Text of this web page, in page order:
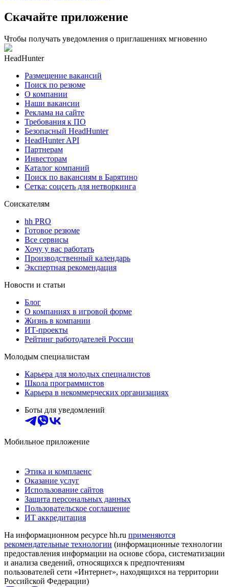
Скачайте приложение
Чтобы получать уведомления о приглашениях мгновенно
HeadHunter
Размещение вакансий
Поиск по резюме
О компании
Наши вакансии
Реклама на сайте
Требования к ПО
Безопасный HeadHunter
HeadHunter API
Партнерам
Инвесторам
Каталог компаний
Поиск по вакансиям в Барятино
Сетка: соцсеть для нетворкинга
Соискателям
hh PRO
Готовое резюме
Все сервисы
Хочу у вас работать
Производственный календарь
Экспертная рекомендация
Новости и статьи
Блог
О компаниях в игровой форме
Жизнь в компании
ИТ-проекты
Рейтинг работодателей России
Молодым специалистам
Карьера для молодых специалистов
Школа программистов
Карьера в некоммерческих организациях
Боты для уведомлений
Мобильное приложение
Этика и комплаенс
Оказание услуг
Использование сайтов
Защита персональных данных
Пользовательское соглашение
ИТ аккредитация
На информационном ресурсе hh.ru применяются
рекомендательные технологии (информационные технологии
предоставления информации на основе сбора, систематизации
и анализа сведений, относящихся к предпочтениям
пользователей сети «Интернет», находящихся на территории
Российской Федерации)